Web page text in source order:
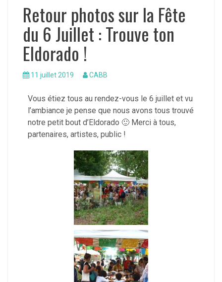
Retour photos sur la Fête
du 6 Juillet : Trouve ton
Eldorado !
11 juillet 2019 CABB
Vous étiez tous au rendez-vous le 6 juillet et vu
l’ambiance je pense que nous avons tous trouvé
notre petit bout d’Eldorado 🙂 Merci à tous,
partenaires, artistes, public !